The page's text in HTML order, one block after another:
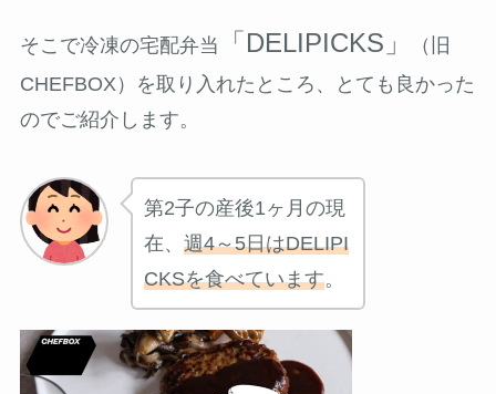
そこで冷凍の宅配弁当 「DELIPICKS」
（旧
CHEFBOX）を取り入れたところ、とても良かった
のでご紹介します。
第2子の産後1ヶ月の現
在、 週4～5日はDELIPI
CKSを食べています。